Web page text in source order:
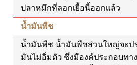
ปลาหมึกที่ลอกเยื้อนี้ออกแล้ว
น้ำมันพืช
น้ำมันพืช น้ำมันพืชส่วนใหญ่จะป
มันไม่อิ่มตัว ซึ่งมีองค์ประกอบทา